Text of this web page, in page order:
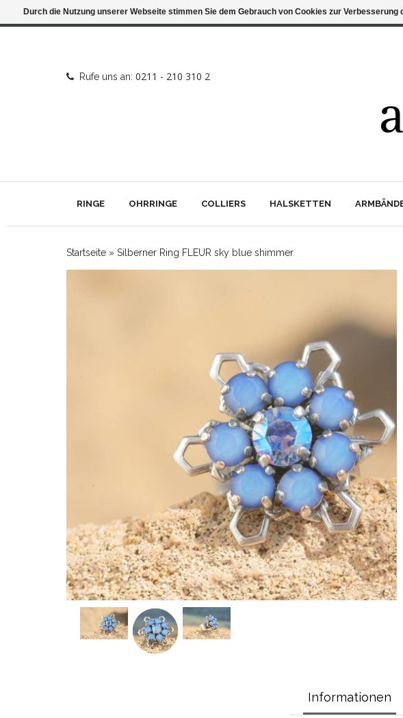
Rufe uns an: 0211 - 210 310 2
RINGE OHRRINGE COLLIERS HALSKETTEN
Startseite » Silberner Ring FLEUR sky blue shimmer
Informationen
Durch die Nutzung unserer Webseite stimmen Sie dem Gebrauch von Cookies zur Verbesserung